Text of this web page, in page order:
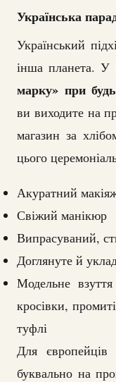
Українська
Український
інша планета. У
марку» при
ви виходите на
магазин за
цього
Акуратний
Свіжий манікюр
Випрасуваний,
Доглянуте й
Модельне
кросівки,
туфлі
Для
буквально на